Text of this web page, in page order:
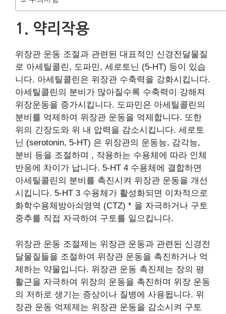
1. 약리작용
위장관 운동 조절과 관련된 대표적인 신경전달물질
로 아세틸콜린, 도파민, 세로토닌 (5-HT) 등이 있습
니다. 아세틸콜린은 위장관 수축력을 강화시킵니다.
아세틸콜린의 분비가 많아질수록 수축력이 강해져
위장운동을 증가시킵니다. 도파민은 아세틸콜린의
분비를 억제하여 위장관 운동을 억제합니다. 또한
위의 긴장도와 위 내 압력을 감소시킵니다. 세로토
닌 (serotonin, 5-HT) 은 위장관의 운동능, 감각능,
분비 등을 조절하며 , 작용하는 수용체에 따라 인체
반응에 차이가 납니다. 5-HT 4 수용체에 결합하면
아세틸콜린의 분비를 촉진시켜 위장관 운동을 개선
시킵니다. 5-HT 3 수용체가 활성화되면 이차적으로
화학수용체방아쇠영역 (CTZ) * 을 자극하거나 구토
중추를 직접 자극하여 구토를 일으킵니다.
​위장관 운동 조절제는 위장관 운동과 관련된 신경전
달물질들을 조절하여 위장관 운동을 촉진하거나 억
제하는 약물입니다. 위장관 운동 촉진제는 장의 평
활근을 자극하여 위장의 운동을 촉진하며 위장 운동
의 저하로 생기는 증상이나 질병에 사용됩니다. 위
장관 운동 억제제는 위장관 운동을 감소시켜 구토